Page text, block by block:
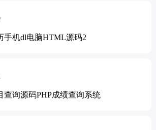
手机dl电脑HTML源码2
查询源码PHP成绩查询系统